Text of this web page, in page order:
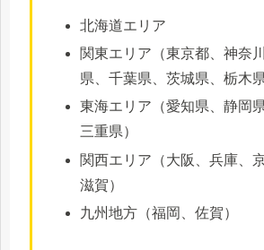
北海道エリア
関東エリア（東京都、神奈
県、千葉県、茨城県、栃木
東海エリア（愛知県、静岡
三重県）
関西エリア（大阪、兵庫、
滋賀）
九州地方（福岡、佐賀）